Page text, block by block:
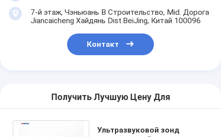
7-й этаж, Чэньюань B Строительство, Mid. Дорога
Jiancaicheng Хайдянь Dist.BeiJing, Китай 100096
Контакт
Получить Лучшую Цену Для
Ультразвуковой зонд